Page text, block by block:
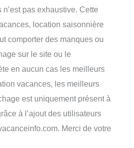
pas exhaustive. Cette
location saisonnière
comporter des manques ou
sur le site ou le
en aucun cas les meilleurs
vacances, les meilleurs
est uniquement présent à
à l’ajout des utilisateurs
Merci de votre